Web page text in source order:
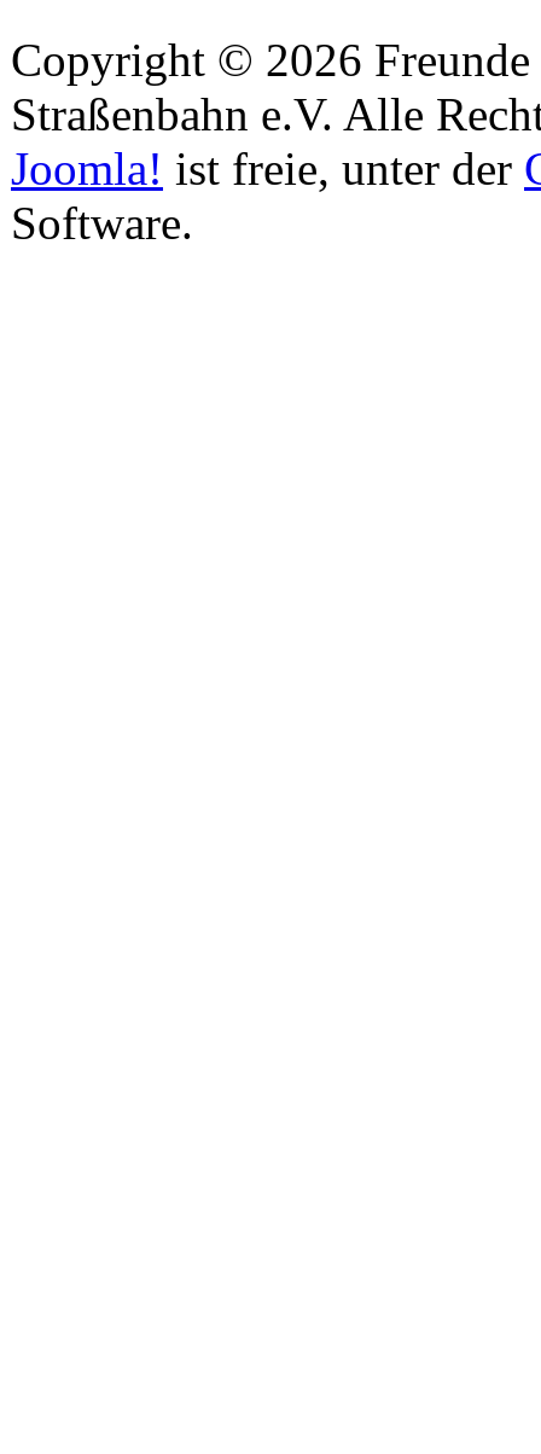
Copyright © 2026
Straßenbahn e.V. Alle
Joomla! ist freie, unter der
Software.